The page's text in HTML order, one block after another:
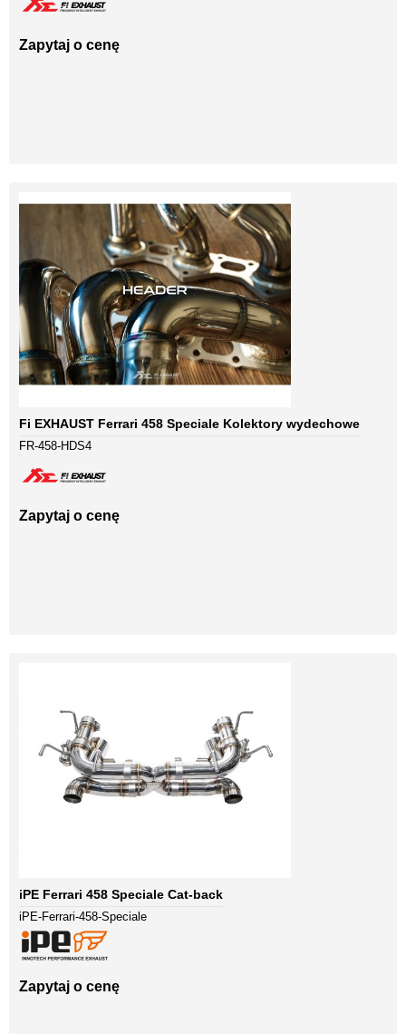
Zapytaj o cenę
Fi EXHAUST Ferrari 458 Speciale Kolektory wydechowe
FR-458-HDS4
Zapytaj o cenę
iPE Ferrari 458 Speciale Cat-back
iPE-Ferrari-458-Speciale
Zapytaj o cenę